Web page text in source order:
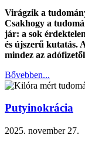
Virágzik a
Csakhogy a
jár: a sok
és újszerű kutatás.
mindez az
Bővebben...
Putyinokrácia
2025. november 27.